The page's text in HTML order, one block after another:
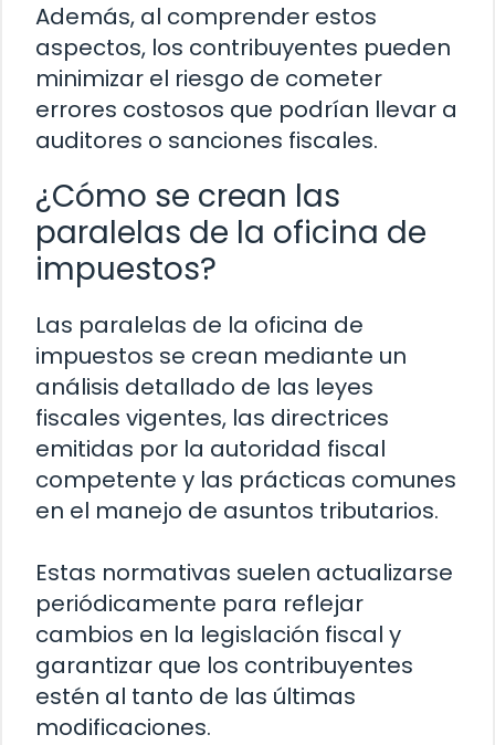
Además, al comprender estos
aspectos, los contribuyentes pueden
minimizar el riesgo de cometer
errores costosos que podrían llevar a
auditores o sanciones fiscales.
¿Cómo se crean las
paralelas de la oficina de
impuestos?
Las paralelas de la oficina de
impuestos se crean mediante un
análisis detallado de las leyes
fiscales vigentes, las directrices
emitidas por la autoridad fiscal
competente y las prácticas comunes
en el manejo de asuntos tributarios.
Estas normativas suelen actualizarse
periódicamente para reflejar
cambios en la legislación fiscal y
garantizar que los contribuyentes
estén al tanto de las últimas
modificaciones.